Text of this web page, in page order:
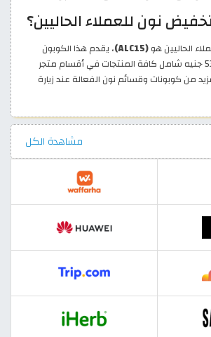
نون للعملاء الحاليين؟
الحاليين هو(ALC15)
، يقدم هذا الكوبون
تخفيض 5% ولغاية 53 جنيه شامل كافة المنتجات في أقسام متجر
من كوبونات وقسائم نون الفعالة عند زيارة
مشاهدة الكل